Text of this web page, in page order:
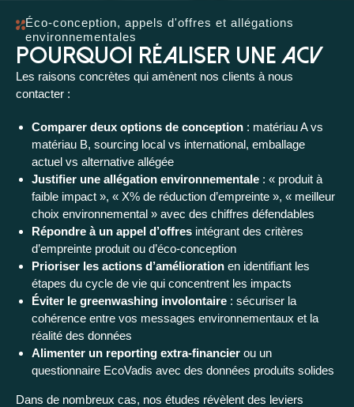
Éco-conception, appels d'offres et allégations
environnementales
Pourquoi réaliser une ACV
Les raisons concrètes qui amènent nos clients à nous
contacter :
Comparer deux options de conception : matériau A vs
matériau B, sourcing local vs international, emballage
actuel vs alternative allégée
Justifier une allégation environnementale : « produit à
faible impact », « X% de réduction d’empreinte », « meilleur
choix environnemental » avec des chiffres défendables
Répondre à un appel d’offres intégrant des critères
d’empreinte produit ou d’éco-conception
Prioriser les actions d’amélioration en identifiant les
étapes du cycle de vie qui concentrent les impacts
Éviter le greenwashing involontaire : sécuriser la
cohérence entre vos messages environnementaux et la
réalité des données
Alimenter un reporting extra-financier ou un
questionnaire EcoVadis avec des données produits solides
Dans de nombreux cas, nos études révèlent des leviers